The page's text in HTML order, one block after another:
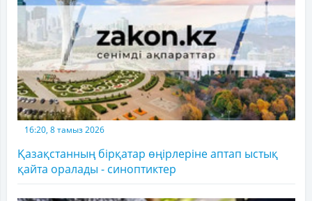
16:20, 8 тамыз 2026
Қазақстанның бірқатар өңірлеріне аптап ыстық
қайта оралады - синоптиктер